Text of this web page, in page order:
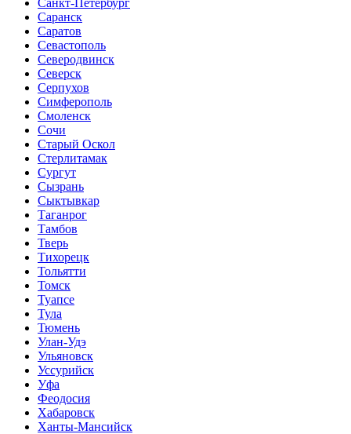
Санкт-Петербург
Саранск
Саратов
Севастополь
Северодвинск
Северск
Серпухов
Симферополь
Смоленск
Сочи
Старый Оскол
Стерлитамак
Сургут
Сызрань
Сыктывкар
Таганрог
Тамбов
Тверь
Тихорецк
Тольятти
Томск
Туапсе
Тула
Тюмень
Улан-Удэ
Ульяновск
Уссурийск
Уфа
Феодосия
Хабаровск
Ханты-Мансийск